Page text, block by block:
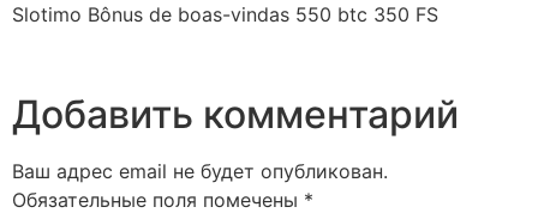
Slotimo Bônus de boas-vindas 550 btc 350 FS
Добавить комментарий
Ваш адрес email не будет опубликован.
Обязательные поля помечены *